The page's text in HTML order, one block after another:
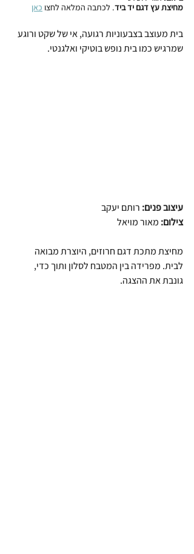
מחיצת עץ דגם יד ביד. לכתבה המלאה לחצו כאן
בית מעוצב בצבעוניות רגועה, אי של שקט ורוגע
שמרגיש כמו בית נופש בוטיקי ואלגנטי.
עיצוב פנים: רותם יעקב
צילום: מאור מויאל
מחיצת מתכת דגם חרוזים, היוצרת מבואה
לבית. מפרידה בין המטבח לסלון ותוך כדי,
גונבת את ההצגה.